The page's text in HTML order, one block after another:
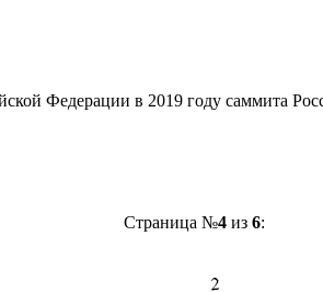
Федерации в 2019 году саммита
Страница №4из 6: